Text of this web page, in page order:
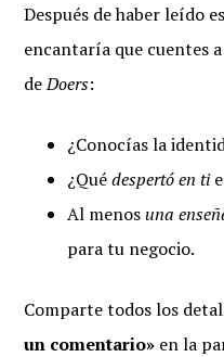
Después de haber leído
encantaría que cuentes
deDoers:
¿Conocías la
¿Quédespertó en ti
Al menosuna
para tu negocio.
Comparte todos los
un comentario» en la